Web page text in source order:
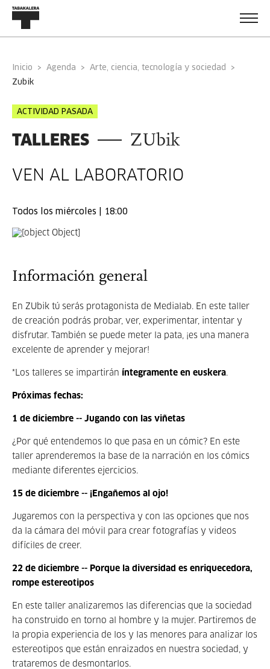
Inicio Agenda
Arte, ciencia, tecnología y sociedad
zubik
ACTIVIDAD PASADA
TALLERES ZUbik
VEN AL LABORATORIO
Todos los miércoles | 18:00
Información general
En ZUbik tú serás protagonista de Medialab. En este taller
de creación podrás probar, ver, experimentar, intentar y
disfrutar. También se puede meter la pata, ¡es una manera
excelente de aprender y mejorar!
*Los talleres se impartirán íntegramente en euskera.
Próximas fechas:
1 de diciembre -- Jugando con las viñetas
¿Por qué entendemos lo que pasa en un cómic? En este
taller aprenderemos la base de la narración en los cómics
mediante diferentes ejercicios.
15 de diciembre -- ¡Engañemos al ojo!
Jugaremos con la perspectiva y con las opciones que nos
da la cámara del móvil para crear fotografías y videos
difíciles de creer.
22 de diciembre -- Porque la diversidad es enriquecedora,
rompe estereotipos
En este taller analizaremos las diferencias que la sociedad
ha construido en torno al hombre y la mujer. Partiremos de
la propia experiencia de los y las menores para analizar los
estereotipos que están enraizados en nuestra sociedad, y
trataremos de desmontarlos.